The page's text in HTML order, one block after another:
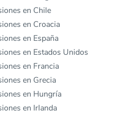
en Chile
en Croacia
en España
en Estados Unidos
en Francia
en Grecia
en Hungría
en Irlanda